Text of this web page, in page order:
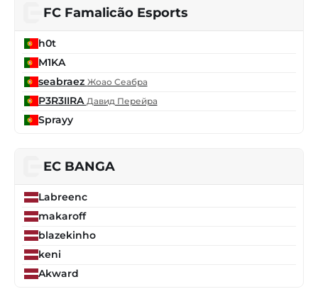
FC Famalicão Esports
h0t
M1KA
seabraez Жоао Сеабра
P3R3IIRA Давид Перейра
Sprayy
EC BANGA
Labreenc
makaroff
blazekinho
keni
Akward